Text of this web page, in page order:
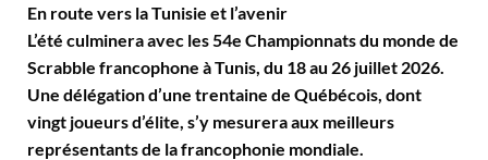
En route vers la Tunisie et l’avenir
L’été culminera avec les 54e Championnats du monde de
Scrabble francophone à Tunis, du 18 au 26 juillet 2026.
Une délégation d’une trentaine de Québécois, dont
vingt joueurs d’élite, s’y mesurera aux meilleurs
représentants de la francophonie mondiale.